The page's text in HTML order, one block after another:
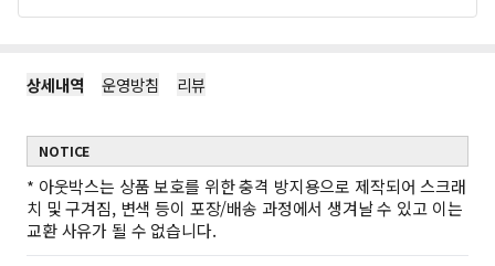
상세내역 운영방침 리뷰
NOTICE
* 아웃박스는 상품 보호를 위한 충격 방지용으로 제작되어 스크래
치 및 구겨짐, 변색 등이 포장/배송 과정에서 생겨날 수 있고 이는
교환 사유가 될 수 없습니다.